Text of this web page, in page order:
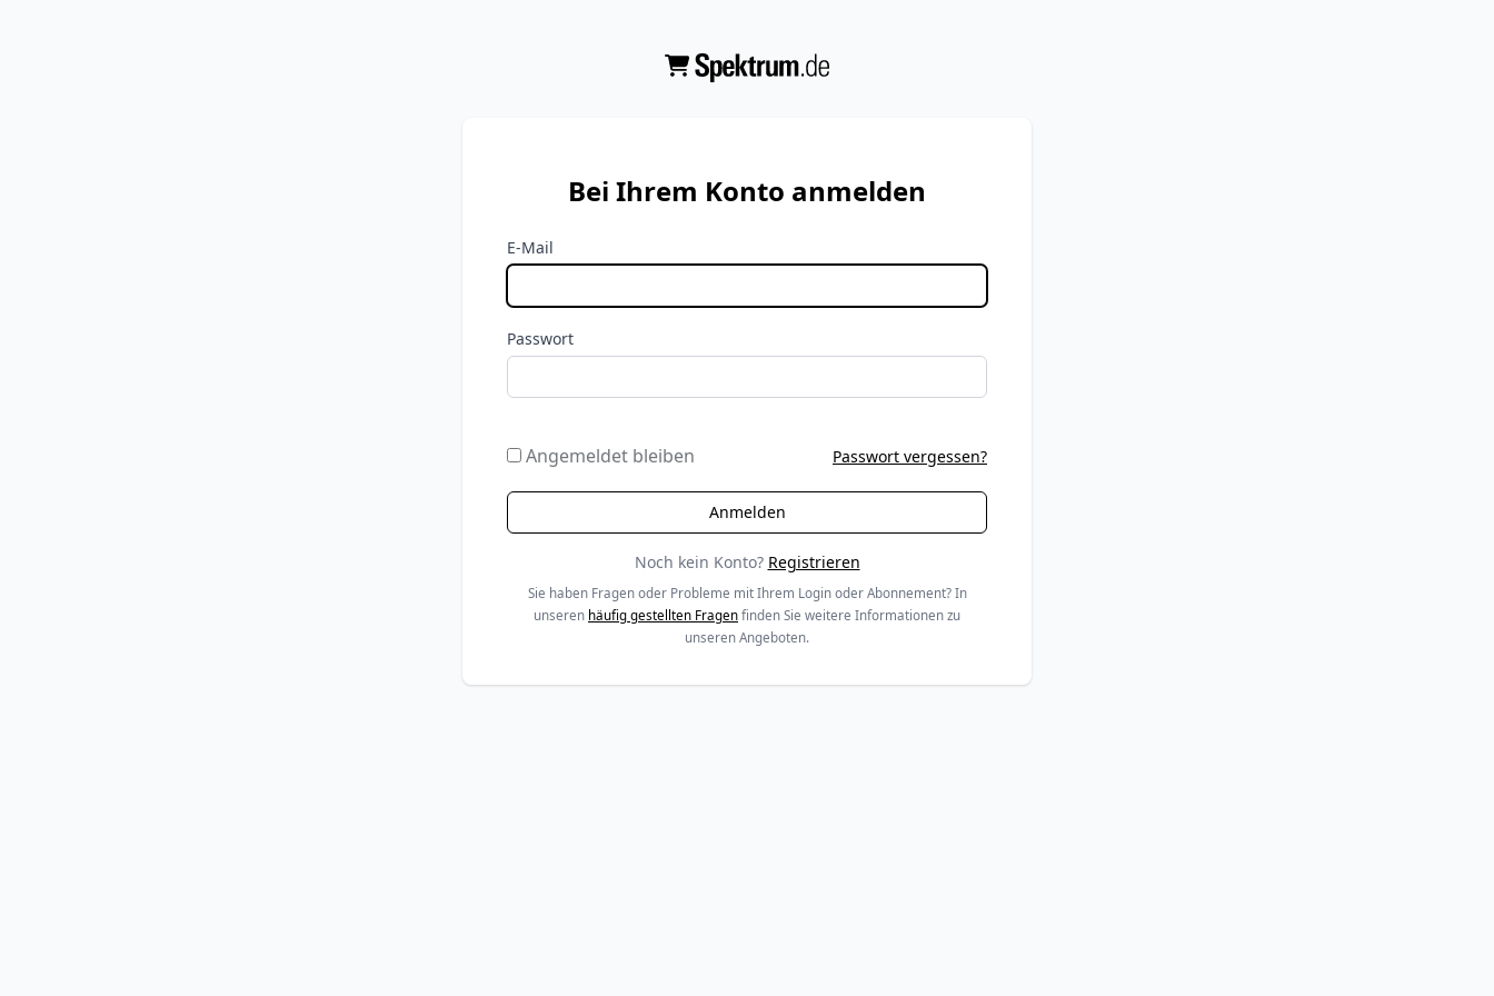
Bei Ihrem Konto anmelden
E-Mail
Passwort
Angemeldet bleiben Passwort vergessen?
Noch kein Konto? Registrieren
Sie haben Fragen oder Probleme mit Ihrem Login oder Abonnement? In
unseren häufig gestellten Fragen finden Sie weitere Informationen zu
unseren Angeboten.